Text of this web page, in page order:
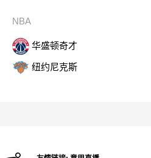
NBA
华盛顿奇才
纽约尼克斯